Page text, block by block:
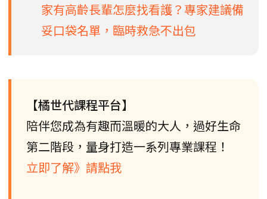
家有高齡長輩怎麼找看護？專家建議備
妥口袋名單，臨時救急不出包
【橘世代課程平台】
陪伴您成為有趣而溫暖的大人，過好生命
第二階段，量身打造一系列專業課程！
立即了解》請點我